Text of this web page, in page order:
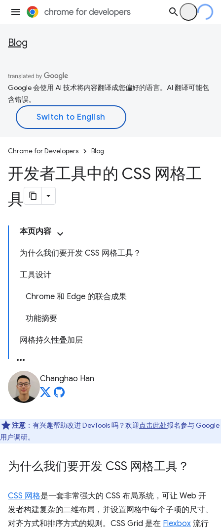
Blog
Google 会使用 AI 技术将内容翻译成您偏好的语言。AI 翻译可能包
含错误。
Chrome for Developers Blog
开发者工具中的 CSS 网格工
具
本页内容
为什么我们要开发 CSS 网格工具？
工具设计
Chrome 和 Edge 的联合成果
功能摘要
网格持久性叠加层
Changhao Han
注意 ：有兴趣帮助改进 DevTools 吗？欢迎点击此处报名参与 Google
用户调研。
为什么我们要开发 CSS 网格工具？
CSS 网格是一套非常强大的 CSS 布局系统，可让 Web 开
发者构建复杂的二维布局，并设置网格中每个子项的尺寸、
对齐方式和排序方式的规则。CSS Grid 是在 Flexbox 流行